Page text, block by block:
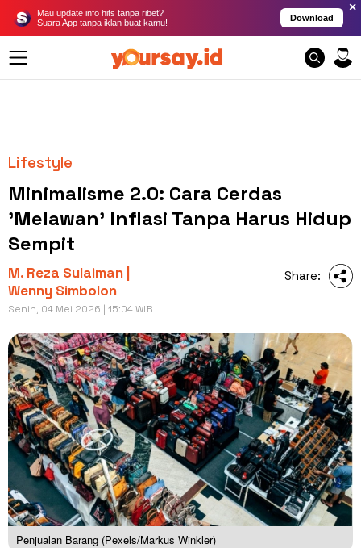
Mau update info hits tanpa ribet?
Suara App tanpa iklan buat kamu!
Download
×
Lifestyle
Minimalisme 2.0: Cara Cerdas
'Melawan' Inflasi Tanpa Harus Hidup
Sempit
M. Reza Sulaiman |
Wenny Simbolon
Senin, 04 Mei 2026 | 15:04 WIB
Share:
Penjualan Barang (Pexels/Markus Winkler)